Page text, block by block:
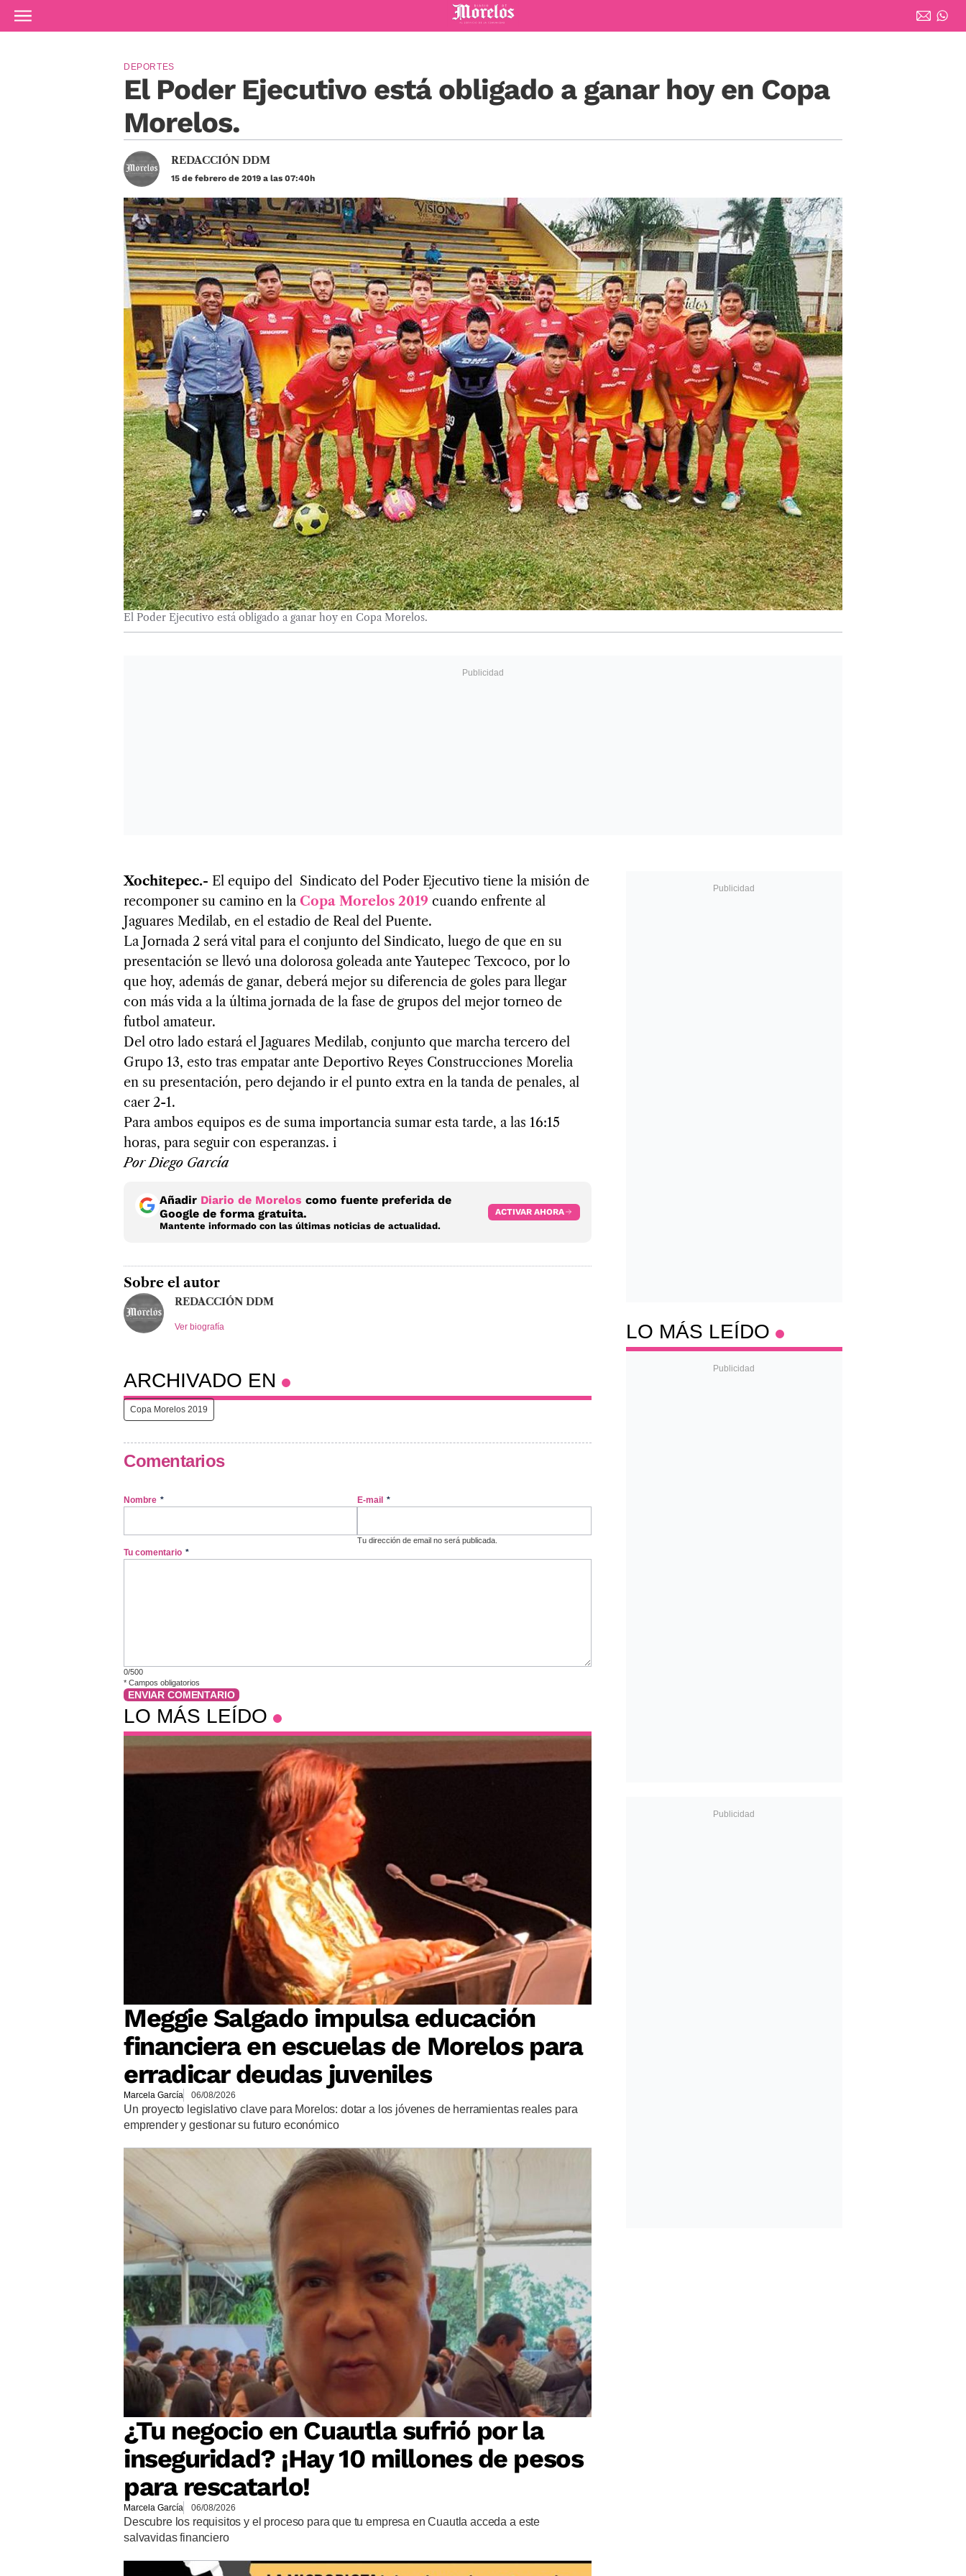
Ir al contenido principal
Diario de Morelos
El Poder Ejecutivo está obligado a ganar hoy en Copa
Morelos.
DEPORTES
REDACCIÓN DDM
15 de febrero de 2019 a las 07:40h
El Poder Ejecutivo está obligado a ganar hoy en Copa Morelos.
Xochitepec.- El equipo del Sindicato del Poder Ejecutivo tiene la misión de
recomponer su camino en la Copa Morelos 2019 cuando enfrente al
Jaguares Medilab, en el estadio de Real del Puente.
La Jornada 2 será vital para el conjunto del Sindicato, luego de que en su
presentación se llevó una dolorosa goleada ante Yautepec Texcoco, por lo
que hoy, además de ganar, deberá mejor su diferencia de goles para llegar
con más vida a la última jornada de la fase de grupos del mejor torneo de
futbol amateur.
Del otro lado estará el Jaguares Medilab, conjunto que marcha tercero del
Grupo 13, esto tras empatar ante Deportivo Reyes Construcciones Morelia
en su presentación, pero dejando ir el punto extra en la tanda de penales, al
caer 2-1.
Para ambos equipos es de suma importancia sumar esta tarde, a las 16:15
horas, para seguir con esperanzas. i
Por Diego García
Añadir Diario de Morelos como fuente preferida de
Google de forma gratuita.
Mantente informado con las últimas noticias de actualidad.
ACTIVAR AHORA
Sobre el autor
REDACCIÓN DDM
Ver biografía
ARCHIVADO EN
Copa Morelos 2019
Comentarios
Nombre * E-mail *
Tu dirección de email no será publicada.
Tu comentario *
0/500
* Campos obligatorios
ENVIAR COMENTARIO
LO MÁS LEÍDO
Meggie Salgado impulsa educación
financiera en escuelas de Morelos para
erradicar deudas juveniles
Marcela García 06/08/2026
Un proyecto legislativo clave para Morelos: dotar a los jóvenes de herramientas reales para
emprender y gestionar su futuro económico
¿Tu negocio en Cuautla sufrió por la
inseguridad? ¡Hay 10 millones de pesos
para rescatarlo!
Marcela García 06/08/2026
Descubre los requisitos y el proceso para que tu empresa en Cuautla acceda a este
salvavidas financiero
LO MÁS LEÍDO